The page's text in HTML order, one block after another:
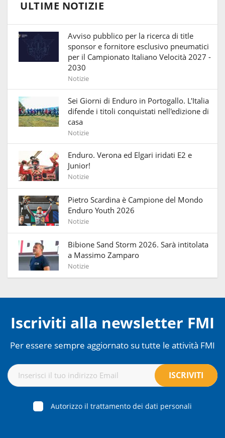
ULTIME NOTIZIE
Avviso pubblico per la ricerca di title
sponsor e fornitore esclusivo pneumatici
per il Campionato Italiano Velocità 2027 -
2030
Notizie
Sei Giorni di Enduro in Portogallo. L'Italia
difende i titoli conquistati nell'edizione di
casa
Notizie
Enduro. Verona ed Elgari iridati E2 e
Junior!
Notizie
Pietro Scardina è Campione del Mondo
Enduro Youth 2026
Notizie
Bibione Sand Storm 2026. Sarà intitolata
a Massimo Zamparo
Notizie
Iscriviti alla newsletter FMI
Per essere sempre aggiornato su tutte le attività FMI
Autorizzo il trattamento dei dati personali